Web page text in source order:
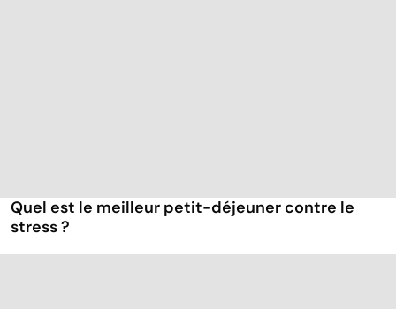
Quel est le meilleur petit-déjeuner contre le
stress ?